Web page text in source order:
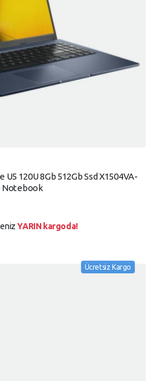
120U 8Gb 512Gb Ssd X1504VA-
Notebook
YARIN kargoda!
Ücretsiz Kargo